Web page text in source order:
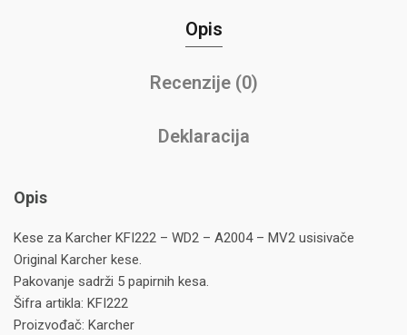
Opis
Recenzije (0)
Deklaracija
Opis
Kese za Karcher KFI222 – WD2 – A2004 – MV2 usisivače
Original Karcher kese.
Pakovanje sadrži 5 papirnih kesa.
Šifra artikla: KFI222
Proizvođač: Karcher